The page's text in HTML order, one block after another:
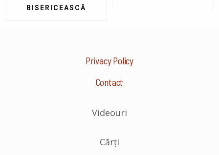
BISERICEASCĂ
Privacy Policy
Contact
Videouri
Cărți